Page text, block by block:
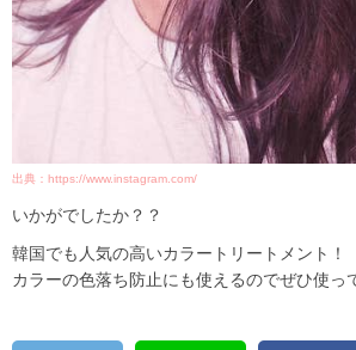
出典：https://www.instagram.com/
いかがでしたか？？
韓国でも人気の高いカラートリートメント！
カラーの色落ち防止にも使えるのでぜひ使っ